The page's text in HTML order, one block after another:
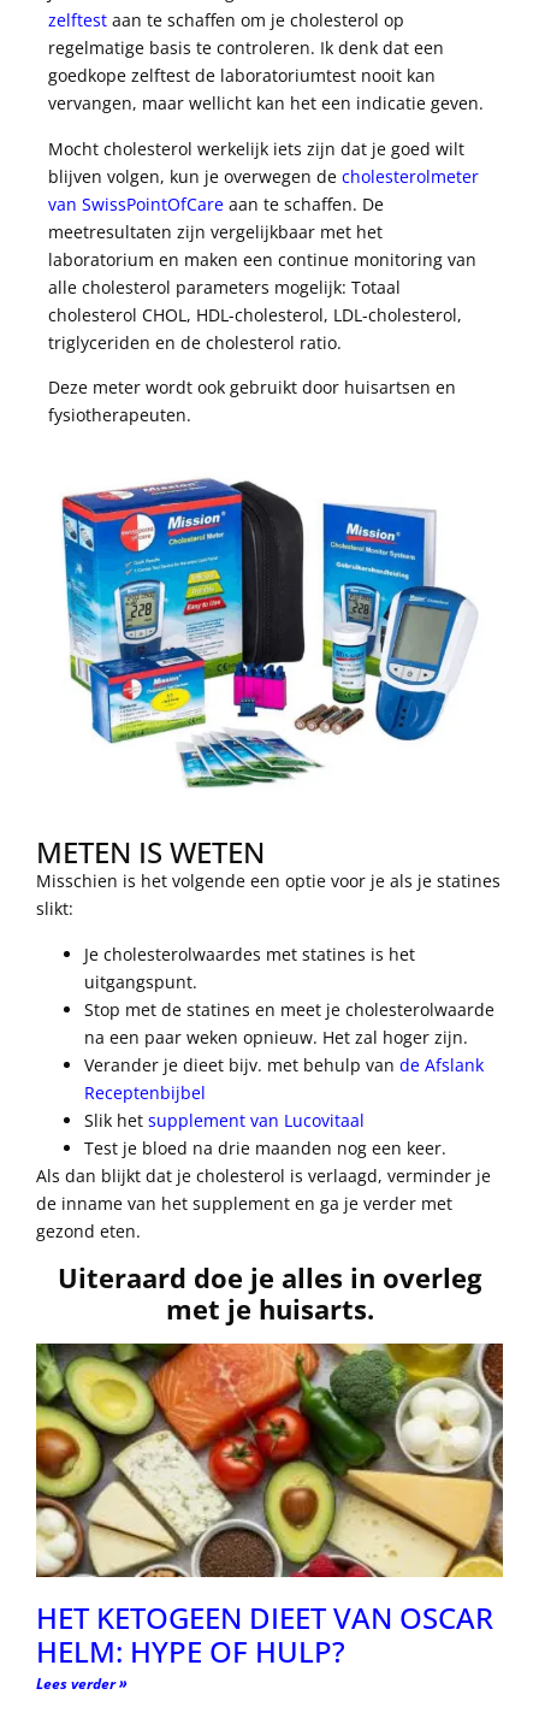
zelftest aan te schaffen om je cholesterol op
regelmatige basis te controleren. Ik denk dat een
goedkope zelftest de laboratoriumtest nooit kan
vervangen, maar wellicht kan het een indicatie geven.
Mocht cholesterol werkelijk iets zijn dat je goed wilt
blijven volgen, kun je overwegen de cholesterolmeter
van SwissPointOfCare aan te schaffen. De
meetresultaten zijn vergelijkbaar met het
laboratorium en maken een continue monitoring van
alle cholesterol parameters mogelijk: Totaal
cholesterol CHOL, HDL-cholesterol, LDL-cholesterol,
triglyceriden en de cholesterol ratio.
Deze meter wordt ook gebruikt door huisartsen en
fysiotherapeuten.
METEN IS WETEN
Misschien is het volgende een optie voor je als je statines
slikt:
Je cholesterolwaardes met statines is het
uitgangspunt.
Stop met de statines en meet je cholesterolwaarde
na een paar weken opnieuw. Het zal hoger zijn.
Verander je dieet bijv. met behulp van de Afslank
Receptenbijbel
Slik het supplement van Lucovitaal
Test je bloed na drie maanden nog een keer.
Als dan blijkt dat je cholesterol is verlaagd, verminder je
de inname van het supplement en ga je verder met
gezond eten.
Uiteraard doe je alles in overleg
met je huisarts.
HET KETOGEEN DIEET VAN OSCAR
HELM: HYPE OF HULP?
Lees verder »